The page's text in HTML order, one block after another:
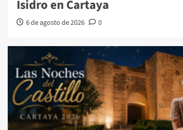
Isidro en Cartaya
6 de agosto de 2026 0